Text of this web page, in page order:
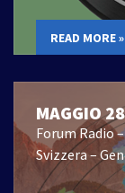
READ MORE »
MAGGIO
Forum Radio
Svizzera –